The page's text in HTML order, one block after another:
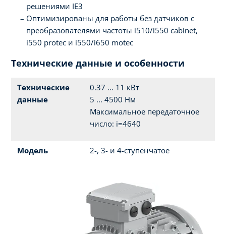
решениями IE3
Оптимизированы для работы без датчиков с
преобразователями частоты i510/i550 cabinet,
i550 protec и i550/i650 motec
Технические данные и особенности
Технические
данные
0.37 ... 11 кВт
5 ... 4500 Нм
Максимальное передаточное
число: i=4640
Модель 2-, 3- и 4-ступенчатое